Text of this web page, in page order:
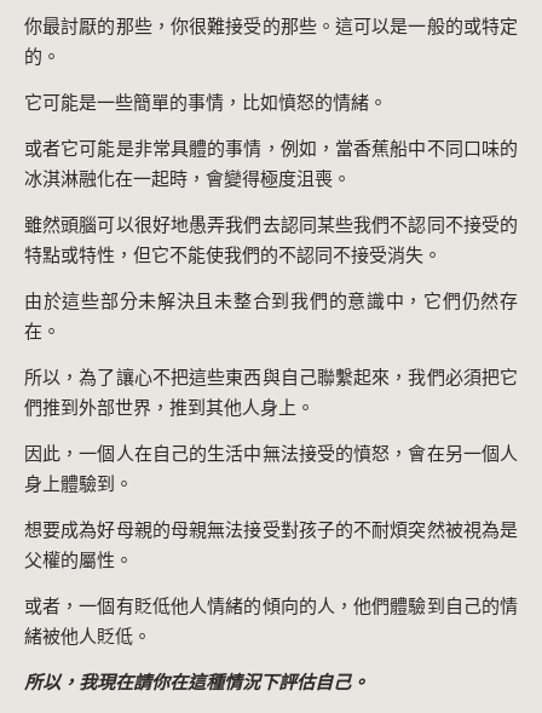
你最討厭的那些，你很難接受的那些。這可以是一般的或特定
的。
它可能是一些簡單的事情，比如憤怒的情緒。
或者它可能是非常具體的事情，例如，當香蕉船中不同口味的
冰淇淋融化在一起時，會變得極度沮喪。
雖然頭腦可以很好地愚弄我們去認同某些我們不認同不接受的
特點或特性，但它不能使我們的不認同不接受消失。
由於這些部分未解決且未整合到我們的意識中，它們仍然存
在。
所以，為了讓心不把這些東西與自己聯繫起來，我們必須把它
們推到外部世界，推到其他人身上。
因此，一個人在自己的生活中無法接受的憤怒，會在另一個人
身上體驗到。
想要成為好母親的母親無法接受對孩子的不耐煩突然被視為是
父權的屬性。
或者，一個有貶低他人情緒的傾向的人，他們體驗到自己的情
緒被他人貶低。
所以，我現在請你在這種情況下評估自己。